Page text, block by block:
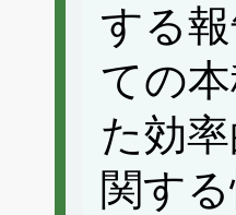
する
ての
た効
関す